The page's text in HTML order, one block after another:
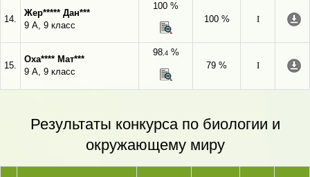
14.
Жер***** Дан***
9 А, 9 класс
100 %
100 %
I
15.
Оха**** Мат***
9 А, 9 класс
98,4%
79 %
I
Результаты конкурса по биологии и
окружающему миру